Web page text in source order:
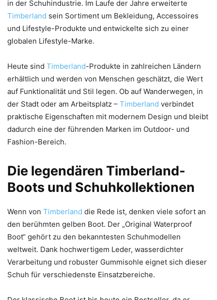
in der Schuhindustrie. Im Laufe der Jahre erweiterte
Timberland sein Sortiment um Bekleidung, Accessoires
und Lifestyle-Produkte und entwickelte sich zu einer
globalen Lifestyle-Marke.
Heute sind Timberland-Produkte in zahlreichen Ländern
erhältlich und werden von Menschen geschätzt, die Wert
auf Funktionalität und Stil legen. Ob auf Wanderwegen, in
der Stadt oder am Arbeitsplatz – Timberland verbindet
praktische Eigenschaften mit modernem Design und bleibt
dadurch eine der führenden Marken im Outdoor- und
Fashion-Bereich.
Die legendären Timberland-
Boots und Schuhkollektionen
Wenn von Timberland die Rede ist, denken viele sofort an
den berühmten gelben Boot. Der „Original Waterproof
Boot“ gehört zu den bekanntesten Schuhmodellen
weltweit. Dank hochwertigem Leder, wasserdichter
Verarbeitung und robuster Gummisohle eignet sich dieser
Schuh für verschiedenste Einsatzbereiche.